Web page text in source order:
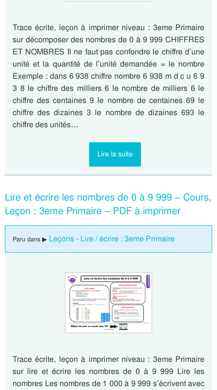
Trace écrite, leçon à imprimer niveau : 3eme Primaire
sur décomposer des nombres de 0 à 9 999 CHIFFRES
ET NOMBRES Il ne faut pas confondre le chiffre d’une
unité et la quantité de l’unité demandée = le nombre
Exemple : dans 6 938 chiffre nombre 6 938 m d c u 6 9
3 8 le chiffre des milliers 6 le nombre de milliers 6 le
chiffre des centaines 9 le nombre de centaines 69 le
chiffre des dizaines 3 le nombre de dizaines 693 le
chiffre des unités…
Lire la suite
Lire et écrire les nombres de 0 à 9 999 – Cours,
Leçon : 3eme Primaire – PDF à imprimer
Paru dans ▶ Leçons - Lire / écrire : 3eme Primaire
Trace écrite, leçon à imprimer niveau : 3eme Primaire
sur lire et écrire les nombres de 0 à 9 999 Lire les
nombres Les nombres de 1 000 à 9 999 s’écrivent avec